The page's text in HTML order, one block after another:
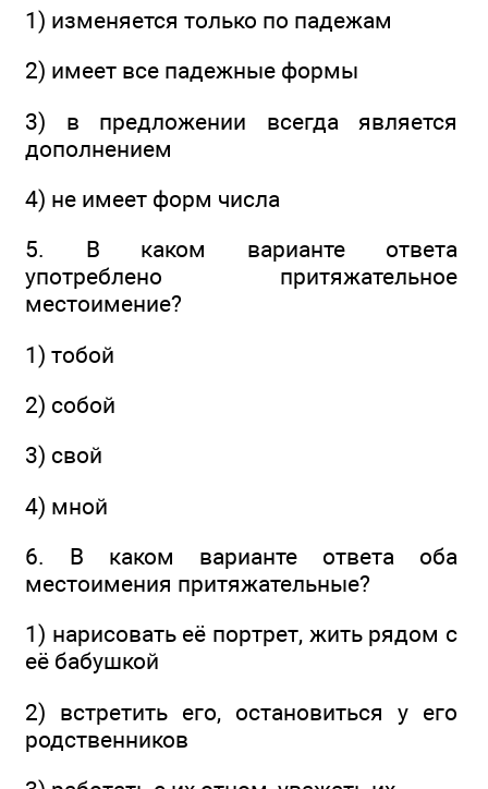
1) изменяется только по падежам
2) имеет все падежные формы
3) в предложении всегда является
дополнением
4) не имеет форм числа
5. В каком варианте ответа
употреблено притяжательное
местоимение?
1) тобой
2) собой
3) свой
4) мной
6. В каком варианте ответа оба
местоимения притяжательные?
1) нарисовать её портрет, жить рядом с
её бабушкой
2) встретить его, остановиться у его
родственников